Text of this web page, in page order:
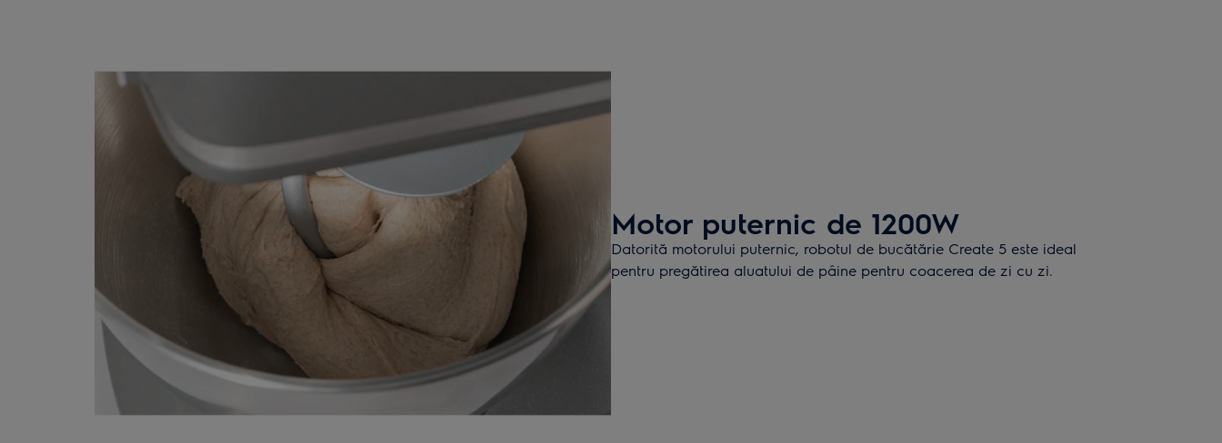
Motor puternic de 1200W
Datorită motorului puternic, robotul de bucătărie Create 5 este ideal
pentru pregătirea aluatului de pâine pentru coacerea de zi cu zi.